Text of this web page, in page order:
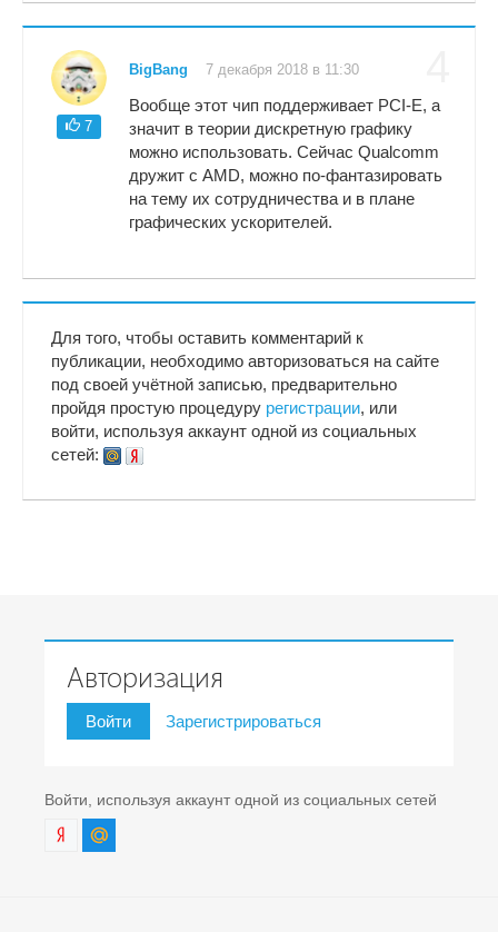
7
BigBang 7 декабря 2018 в 11:30
Вообще этот чип поддерживает PCI-E, а
значит в теории дискретную графику
можно использовать. Сейчас Qualcomm
дружит с AMD, можно по-фантазировать
на тему их сотрудничества и в плане
графических ускорителей.
Для того, чтобы оставить комментарий к
публикации, необходимо авторизоваться на сайте
под своей учётной записью, предварительно
пройдя простую процедуру регистрации, или
войти, используя аккаунт одной из социальных
сетей:
Авторизация
Войти Зарегистрироваться
Войти, используя аккаунт одной из социальных сетей